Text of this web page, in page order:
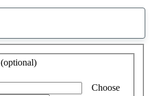
saran
ditemukan
(optional)
Choose